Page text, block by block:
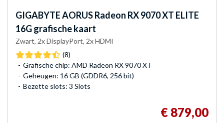
GIGABYTEAORUS Radeon RX 9070 XT ELITE
16G grafische kaart
Zwart, 2x DisplayPort, 2x HDMI
(8)
Grafische chip: AMD Radeon RX 9070 XT
Geheugen: 16 GB (GDDR6, 256 bit)
Bezette slots: 3 Slots
€ 879,00